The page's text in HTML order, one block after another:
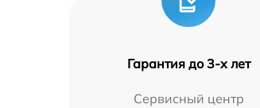
Гарантия до 3-х лет
Сервисный центр